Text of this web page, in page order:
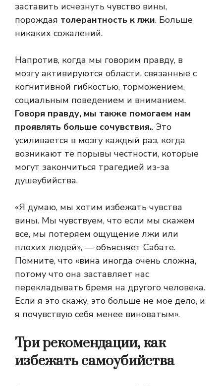
заставить исчезнуть чувство вины,
порождая толерантность к лжи. Больше
никаких сожалений.
Напротив, когда мы говорим правду, в
мозгу активируются области, связанные с
когнитивной гибкостью, торможением,
социальным поведением и вниманием.
Говоря правду, мы также помогаем нам
проявлять больше сочувствия.. Это
усиливается в мозгу каждый раз, когда
возникают те порывы честности, которые
могут закончиться трагедией из-за
душеубийства.
«Я думаю, мы хотим избежать чувства
вины. Мы чувствуем, что если мы скажем
все, мы потеряем ощущение лжи или
плохих людей», — объясняет Сабате.
Помните, что «вина иногда очень сложна,
потому что она заставляет нас
перекладывать бремя на другого человека.
Если я это скажу, это больше не мое дело, и
я почувствую себя менее виноватым».
Три рекомендации, как
избежать самоубийства